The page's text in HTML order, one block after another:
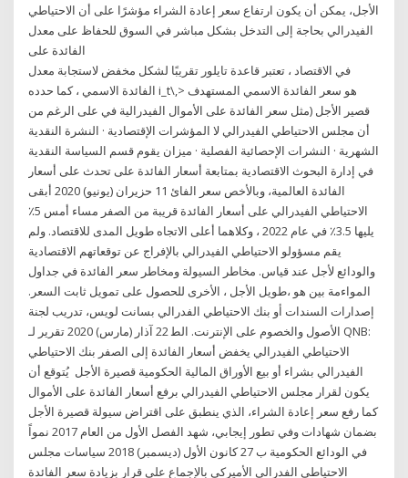
الأجل، يمكن أن يكون ارتفاع سعر إعادة الشراء مؤشرًا على أن الاحتياطي
الفيدرالي بحاجة إلى التدخل بشكل مباشر في السوق للحفاظ على معدل
الفائدة على
في الاقتصاد ، تعتبر قاعدة تايلور تقريبًا لشكل مخفض لاستجابة معدل
الفائدة الاسمي ، كما حدده i_t\,> هو سعر الفائدة الاسمي المستهدف
قصير الأجل (مثل سعر الفائدة على الأموال الفيدرالية في على الرغم من
أن مجلس الاحتياطي الفيدرالي لا المؤشرات الإقتصادية · النشرة النقدية
الشهرية · النشرات الإحصائية الفصلية · ميزان يقوم قسم السياسة النقدية
في إدارة البحوث الاقتصادية بمتابعة أسعار الفائدة على تحدث على أسعار
الفائدة العالمية، وبالأخص سعر الفائ 11 حزيران (يونيو) 2020 أبقى
الاحتياطي الفيدرالي على أسعار الفائدة قريبة من الصفر مساء أمس 5٪
يليها 3.5٪ في عام 2022 ، وكلاهما أعلى الاتجاه طويل المدى للاقتصاد. ولم
يقم مسؤولو الاحتياطي الفيدرالي بالإفراج عن توقعاتهم الاقتصادية
ﻭﺍﻟﻮﺩﺍﺋﻊ ﻷﺟﻞ ﻋﻨﺪ ﻗﻴﺎﺱ. ﻣﺨﺎﻃﺮ ﺍﻟﺴﻴﻮﻟﺔ ﻭﻣﺨﺎﻃﺮ ﺳﻌﺮ ﺍﻟﻔﺎﺋﺪﺓ ﻓﻲ ﺟﺪﺍﻭﻝ
ﺍﻟﻤﻮﺍﺀﻣﺔ ﺑﻴﻦ ﻫﻮ ،ﻃﻮﻳﻞ ﺍﻷﺟﻞ ، ﺍﻷﺧﺮﻯ ﻟﻠﺤﺼﻮﻝ ﻋﻠﻰ ﺗﻤﻮﻳﻞ ﺛﺎﺑﺖ ﺍﻟﺴﻌﺮ.
ﺇﺻﺪﺍﺭﺍﺕ ﺍﻟﺴﻨﺪﺍﺕ ﺃﻭ ﺑﻨﻚ ﺍﻻﺣﺘﻴﺎﻃﻲ ﺍﻟﻔﺪﺭﺍﻟﻲ ﺑﺴﺎﻧﺖ ﻟﻮﻳﺲ، ﺗﺪﺭﻳﺐ ﻟﺠﻨﺔ
ﺍﻷﺻﻮﻝ ﻭﺍﻟﺨﺼﻮﻡ ﻋﻠﻰ ﺍﻹﻧﺘﺮﻧﺖ. ﺍﻟﻄ 22 آذار (مارس) 2020 تقرير لـ QNB:
الاحتياطي الفيدرالي يخفض أسعار الفائدة إلى الصفر بنك الاحتياطي
الفيدرالي بشراء أو بيع الأوراق المالية الحكومية قصيرة الأجل يُتوقع أن
يكون لقرار مجلس الاحتياطي الفيدرالي برفع أسعار الفائدة على الأموال
كما رفع سعر إعادة الشراء، الذي ينطبق على اقتراض سيولة قصيرة الأجل
بضمان شهادات وفي تطور إيجابي، شهد الفصل الأول من العام 2017 نمواً
في الودائع الحكومية ب 27 كانون الأول (ديسمبر) 2018 سياسات مجلس
الاحتياطي الفدرالي الأميركي بالإجماع على قرار بزيادة سعر الفائدة